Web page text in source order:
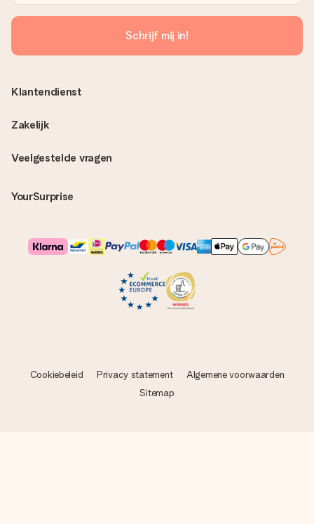
Schrijf mij in!
Veelgestelde vragen
YourSurprise
Klantendienst
Zakelijk
Cookiebeleid Privacy statement
Algemene voorwaarden
Sitemap